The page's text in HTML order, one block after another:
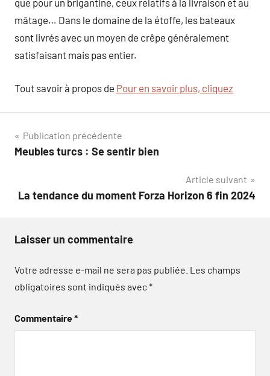
que pour un brigantine, ceux relatifs à la livraison et au
mâtage… Dans le domaine de la étoffe, les bateaux
sont livrés avec un moyen de crêpe généralement
satisfaisant mais pas entier.
Tout savoir à propos de Pour en savoir plus, cliquez
Navigation
de
Publication précédente
Meubles turcs : Se sentir bien
Article suivant
La tendance du moment Forza Horizon 6 fin 2024
Laisser un commentaire
Votre adresse e-mail ne sera pas publiée. Les champs
obligatoires sont indiqués avec*
Commentaire*